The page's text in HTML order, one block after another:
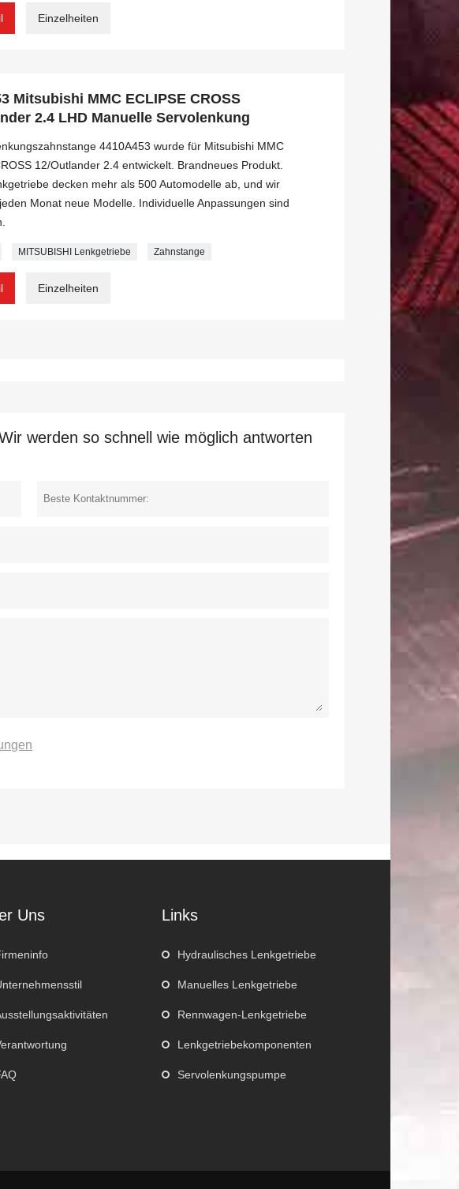
Einzelheiten
Mitsubishi MMC ECLIPSE CROSS
2.4 LHD Manuelle Servolenkung
4410A453 wurde für Mitsubishi MMC
12/Outlander 2.4 entwickelt. Brandneues Produkt.
decken mehr als 500 Automodelle ab, und wir
Monat neue Modelle. Individuelle Anpassungen sind
MITSUBISHI Lenkgetriebe Zahnstange
Einzelheiten
werden so schnell wie möglich antworten
Uns Links
Hydraulisches Lenkgetriebe
Manuelles Lenkgetriebe
Rennwagen-Lenkgetriebe
Lenkgetriebekomponenten
Servolenkungspumpe